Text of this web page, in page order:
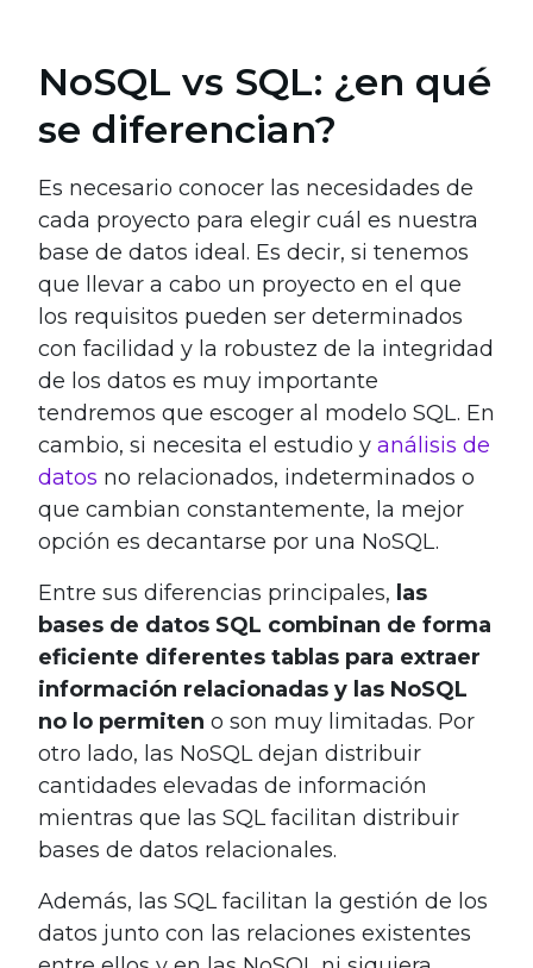
NoSQL vs SQL: ¿en qué
se diferencian?
Es necesario conocer las necesidades de
cada proyecto para elegir cuál es nuestra
base de datos ideal. Es decir, si tenemos
que llevar a cabo un proyecto en el que
los requisitos pueden ser determinados
con facilidad y la robustez de la integridad
de los datos es muy importante
tendremos que escoger al modelo SQL. En
cambio, si necesita el estudio y análisis de
datos no relacionados, indeterminados o
que cambian constantemente, la mejor
opción es decantarse por una NoSQL.
Entre sus diferencias principales, las
bases de datos SQL combinan de forma
eficiente diferentes tablas para extraer
información relacionadas y las NoSQL
no lo permiten o son muy limitadas. Por
otro lado, las NoSQL dejan distribuir
cantidades elevadas de información
mientras que las SQL facilitan distribuir
bases de datos relacionales.
Además, las SQL facilitan la gestión de los
datos junto con las relaciones existentes